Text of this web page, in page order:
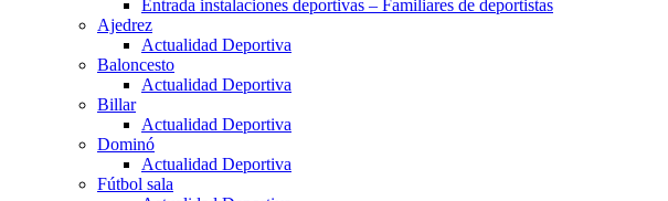
Entrada instalaciones deportivas – Familiares de deportistas
Ajedrez
Actualidad Deportiva
Baloncesto
Actualidad Deportiva
Billar
Actualidad Deportiva
Dominó
Actualidad Deportiva
Fútbol sala